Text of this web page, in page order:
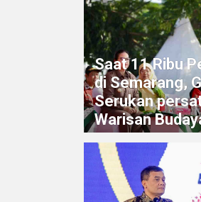
Saat 11 Ribu
di Semarang,
Serukan
Warisan